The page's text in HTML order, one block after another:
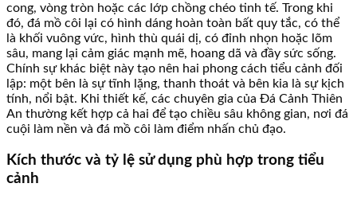
cong, vòng tròn hoặc các lớp chồng chéo tinh tế. Trong khi
đó, đá mồ côi lại có hình dáng hoàn toàn bất quy tắc, có thể
là khối vuông vức, hình thù quái dị, có đỉnh nhọn hoặc lõm
sâu, mang lại cảm giác mạnh mẽ, hoang dã và đầy sức sống.
Chính sự khác biệt này tạo nên hai phong cách tiểu cảnh đối
lập: một bên là sự tĩnh lặng, thanh thoát và bên kia là sự kịch
tính, nổi bật. Khi thiết kế, các chuyên gia của Đá Cảnh Thiên
An thường kết hợp cả hai để tạo chiều sâu không gian, nơi đá
cuội làm nền và đá mồ côi làm điểm nhấn chủ đạo.
Kích thước và tỷ lệ sử dụng phù hợp trong tiểu
cảnh